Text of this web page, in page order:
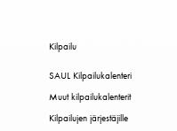
Kilpailu
SAUL Kilpailukalenteri
Muut kilpailukalenterit
Kilpailujen järjestäjille